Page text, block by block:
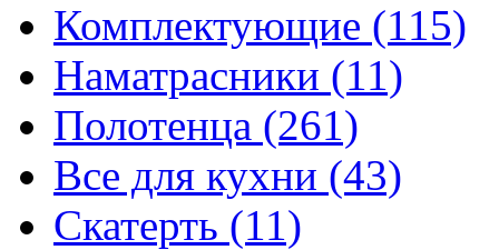
Комплектующие (115)
Наматрасники (11)
Полотенца (261)
Все для кухни (43)
Скатерть (11)